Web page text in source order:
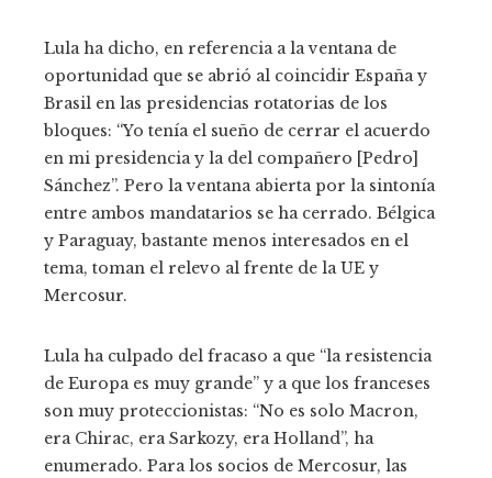
Lula ha dicho, en referencia a la ventana de
oportunidad que se abrió al coincidir España y
Brasil en las presidencias rotatorias de los
bloques: “Yo tenía el sueño de cerrar el acuerdo
en mi presidencia y la del compañero [Pedro]
Sánchez”. Pero la ventana abierta por la sintonía
entre ambos mandatarios se ha cerrado. Bélgica
y Paraguay, bastante menos interesados en el
tema, toman el relevo al frente de la UE y
Mercosur.
Lula ha culpado del fracaso a que “la resistencia
de Europa es muy grande” y a que los franceses
son muy proteccionistas: “No es solo Macron,
era Chirac, era Sarkozy, era Holland”, ha
enumerado. Para los socios de Mercosur, las